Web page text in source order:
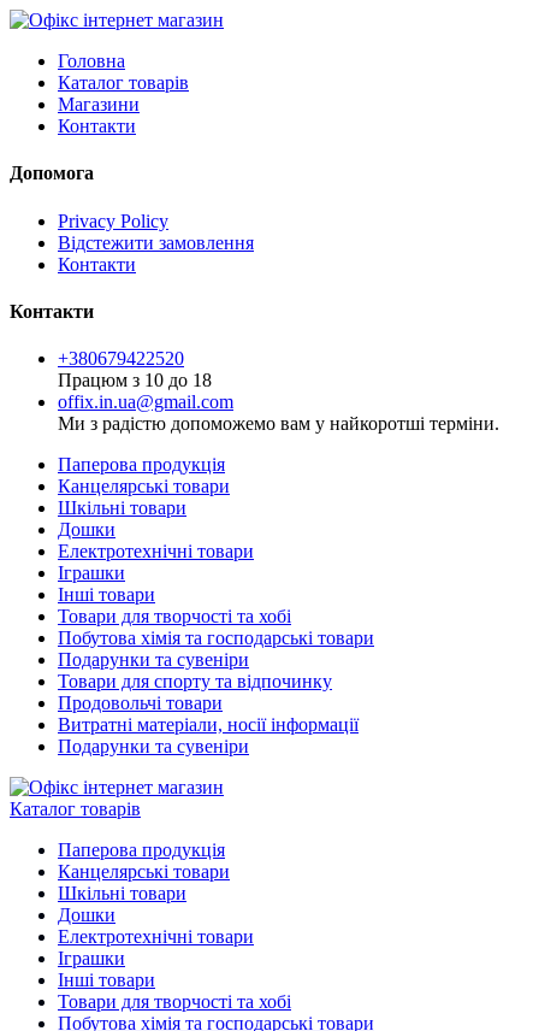
Головна
Каталог товарів
Магазини
Контакти
Допомога
Privacy Policy
Відстежити замовлення
Контакти
Контакти
+380679422520
Працюм з 10 до 18
offix.in.ua@gmail.com
Ми з радістю допоможемо вам у найкоротші терміни.
Паперова продукція
Канцелярські товари
Шкільні товари
Дошки
Електротехнічні товари
Іграшки
Інші товари
Товари для творчості та хобі
Побутова хімія та господарські товари
Подарунки та сувеніри
Товари для спорту та відпочинку
Продовольчі товари
Витратні матеріали, носії інформації
Подарунки та сувеніри
Каталог товарів
Паперова продукція
Канцелярські товари
Шкільні товари
Дошки
Електротехнічні товари
Іграшки
Інші товари
Товари для творчості та хобі
Побутова хімія та господарські товари